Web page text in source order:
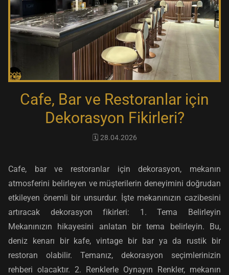
Cafe, Bar ve Restoranlar için
Dekorasyon Fikirleri?
🗓️ 28.04.2026
Cafe, bar ve restoranlar için dekorasyon, mekanın
atmosferini belirleyen ve müşterilerin deneyimini doğrudan
etkileyen önemli bir unsurdur. İşte mekanınızın cazibesini
artıracak dekorasyon fikirleri: 1. Tema Belirleyin
Mekanınızın hikayesini anlatan bir tema belirleyin. Bu,
deniz kenarı bir kafe, vintage bir bar ya da rustik bir
restoran olabilir. Temanız, dekorasyon seçimlerinizin
rehberi olacaktır. 2. Renklerle Oynayın Renkler, mekanın